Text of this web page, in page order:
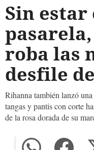
Sin estar
roba las
desfile
Rihanna también lanzó
tangas y pantis con corte
de la rosa dorada de su